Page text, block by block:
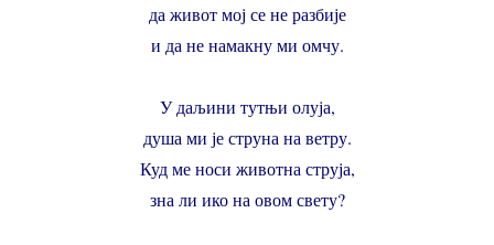
да живот мој се не разбије
и да не намакну ми омчу.
У даљини тутњи олуја,
душа ми је струна на ветру.
Куд ме носи животна струја,
зна ли ико на овом свету?